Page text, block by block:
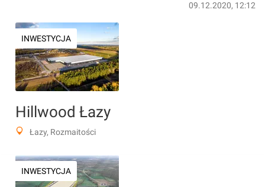
09.12.2020, 12:12
INWESTYCJA
Hillwood Łazy
Łazy, Rozmaitości
INWESTYCJA